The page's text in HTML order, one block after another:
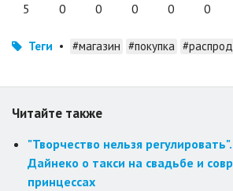
5 0 0 0 0 0
Теги • #магазин #покупка
Читайте также
"Творчество нельзя
Дайнеко о такси на свадьбе и
принцессах